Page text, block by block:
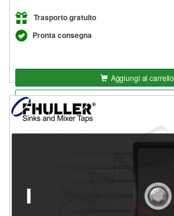
Trasporto gratuito
Pronta consegna
Aggiungi al carrello
Aggiungi alla lista